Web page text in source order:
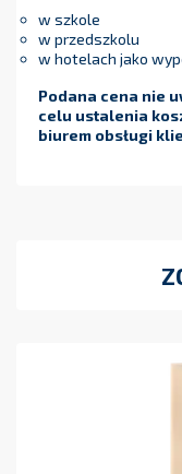
w szkole
w przedszkolu
w hotelach jako
Podana cena nie
celu ustalenia
biurem obsługi